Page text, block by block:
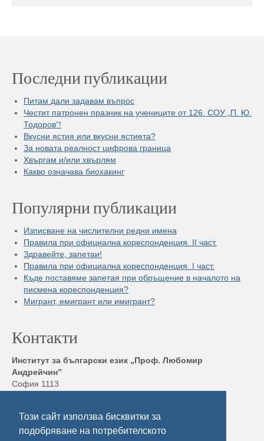
Този сайт използва бисквитки за
подобряване на потребителското
Последни публикации
Питам дали задавам въпрос
Честит патронен празник на учениците от 126. СОУ „П. Ю.
Тодоров“!
Вкусни ястия или вкусни ястиета?
За новата реалност цифрова граница
Хвъргам и/или хвърлям
Какво означава биохакинг
Популярни публикации
Изписване на числителни редни имена
Правила при официална кореспонденция. II част.
Здравейте, запетаи!
Правила при официална кореспонденция. I част.
Къде поставяме запетая при обръщение в началото на
писмена кореспонденция?
Мигрант, емигрант или имигрант?
Контакти
Институт за български език „Проф. Любомир
Андрейчин”
София 1113
Електронна поща:ibl@ibl.bas.bg